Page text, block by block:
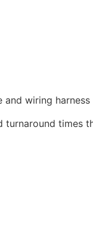
wiring
times